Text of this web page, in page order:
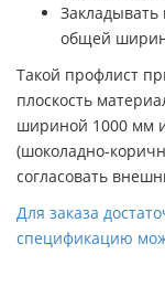
Закладывать
общей
Такой профлист
плоскость
шириной 1000 мм
(шоколадно-
согласовать
Для заказа
спецификацию